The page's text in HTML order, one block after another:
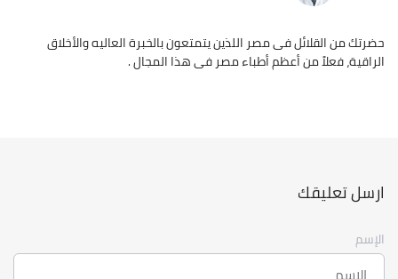
حضرتك من القلائل فى مصر اللذين يتمتعون بالخبرة العاليه والأخلاق
الراقية، فعلاً من أعظم أطباء مصر فى هذا المجال .
ارسل تعليقك
الإسم